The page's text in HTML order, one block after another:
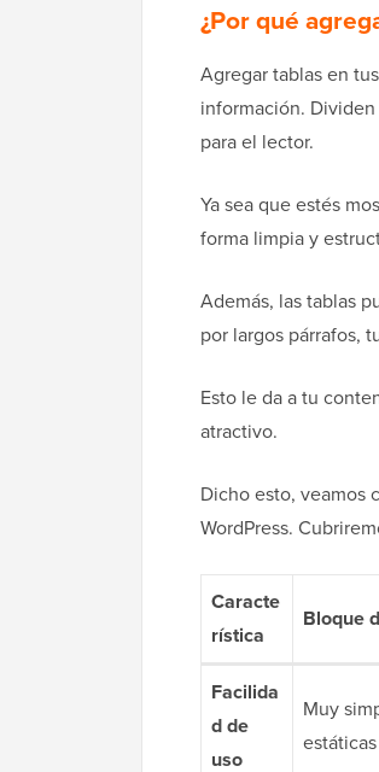
¿Por qué
Agregar tablas en
información.
para el lector.
Ya sea que estés
forma limpia y
Además, las tablas
por largos párrafos,
Esto le da a tu
atractivo.
Dicho esto, veamos
WordPress.
Caracte
rística
Bloque
Facilida
d de
uso
Muy